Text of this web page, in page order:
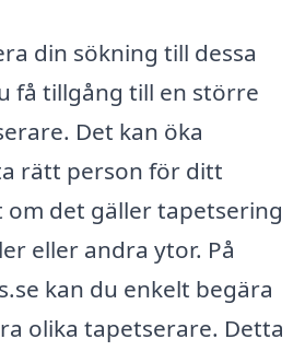
din sökning till dessa
få tillgång till en större
Det kan öka
rätt person för ditt
det gäller tapetsering
eller andra ytor. På
kan du enkelt begära
olika tapetserare. Detta